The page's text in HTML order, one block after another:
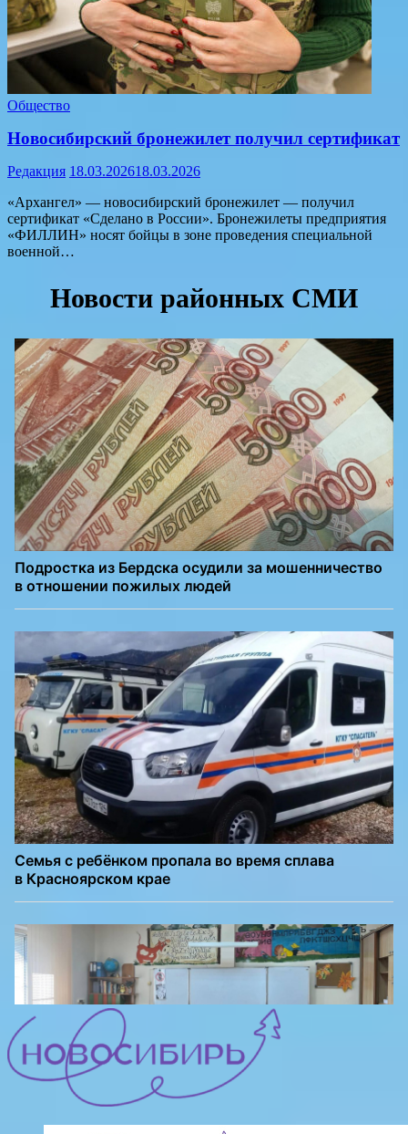
Общество
Новосибирский бронежилет получил сертификат
Редакция 18.03.202618.03.2026
«Архангел» — новосибирский бронежилет — получил
сертификат «Сделано в России». Бронежилеты предприятия
«ФИЛЛИН» носят бойцы в зоне проведения специальной
военной…